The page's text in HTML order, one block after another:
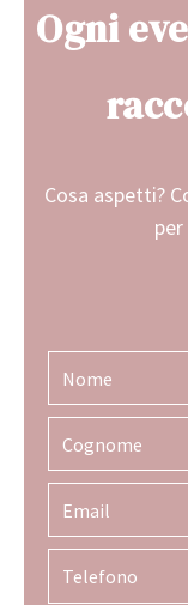
Ogni
Cosa aspetti?